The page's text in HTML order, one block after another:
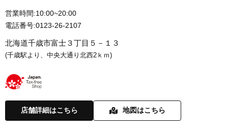
営業時間:10:00~20:00
電話番号:0123-26-2107
北海道千歳市富士３丁目５－１３
(千歳駅より、中央大通り北西2ｋｍ)
店舗詳細はこちら 地図はこちら